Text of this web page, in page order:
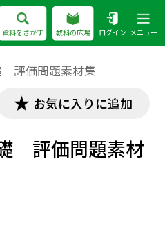
資料をさがす 教科の広場 ログイン メニュー
評価問題素材集
お気に入りに追加
礎 評価問題素材